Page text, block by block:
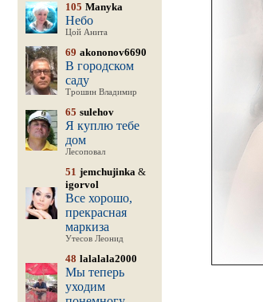
105 Manyka
Небо
Цой Анита
69 akononov6690
В городском
саду
Трошин Владимир
65 sulehov
Я куплю тебе
дом
Лесоповал
51 jemchujinka&
igorvol
Все хорошо,
прекрасная
маркиза
Утесов Леонид
48 lalalala2000
Мы теперь
уходим